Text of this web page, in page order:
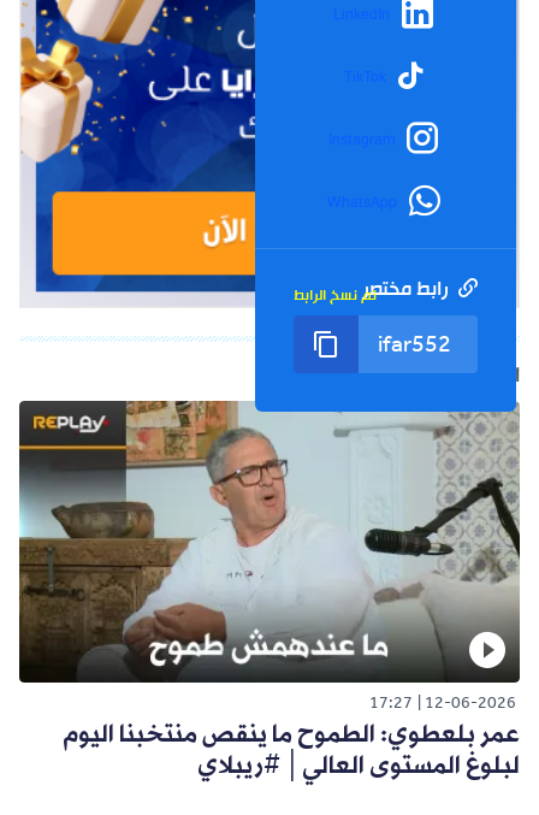
LinkedIn
TikTok
Instagram
WhatsApp
رابط مختصرتم نسخ الرابط
الفيديو التالي
12-06-2026
17:27
عمر بلعطوي: الطموح ما ينقص منتخبنا اليوم
لبلوغ المستوى العالي│ #ريبلاي